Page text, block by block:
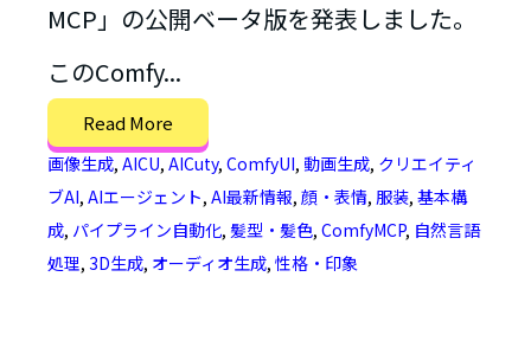
MCP」の公開ベータ版を発表しました。
このComfy...
Read More
画像生成, AICU, AICuty, ComfyUI, 動画生成, クリエイティ
ブAI, AIエージェント, AI最新情報, 顔・表情, 服装, 基本構
成, パイプライン自動化, 髪型・髪色, ComfyMCP, 自然言語
処理, 3D生成, オーディオ生成, 性格・印象